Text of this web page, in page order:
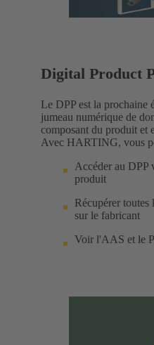
Digital Product
Le DPP est la prochaine
jumeau numérique de
composant du produit et
Avec HARTING, vous
Accéder au DPP
produit
Récupérer toutes
sur le fabricant
Voir l'AAS et le